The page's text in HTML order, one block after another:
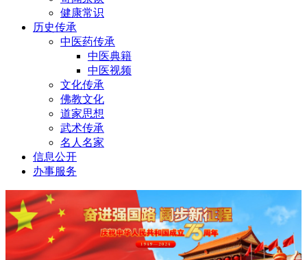
健康常识
历史传承
中医药传承
中医典籍
中医视频
文化传承
佛教文化
道家思想
武术传承
名人名家
信息公开
办事服务